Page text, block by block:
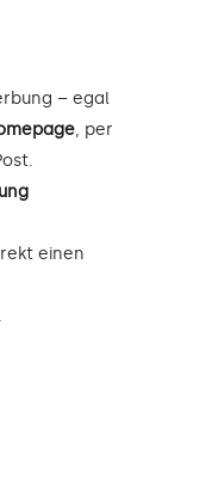
– egal
, per
einen